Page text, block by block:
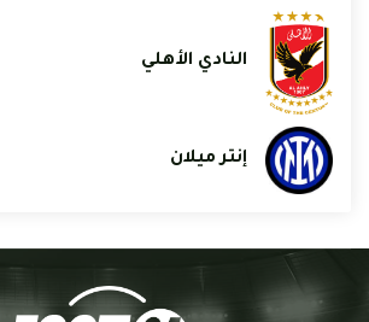
النادي الأهلي
إنتر ميلان